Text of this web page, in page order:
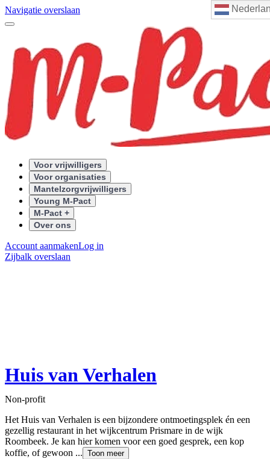
Navigatie overslaan
Voor vrijwilligers
Voor organisaties
Mantelzorgvrijwilligers
Young M-Pact
M-Pact +
Over ons
Account aanmakenLog in
Zijbalk overslaan
Huis van Verhalen
Non-profit
Het Huis van Verhalen is een bijzondere ontmoetingsplek én een
gezellig restaurant in het wijkcentrum Prismare in de wijk
Roombeek. Je kan hier komen voor een goed gesprek, een kop
koffie, of gewoon ... Toon meer